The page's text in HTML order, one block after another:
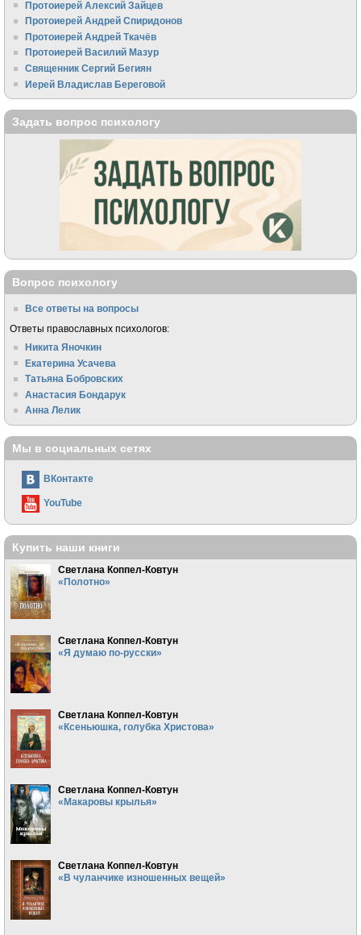
Протоиерей Алексий Зайцев
Протоиерей Андрей Спиридонов
Протоиерей Андрей Ткачёв
Протоиерей Василий Мазур
Священник Сергий Бегиян
Иерей Владислав Береговой
Задать вопрос психологу
Вопрос психологу
Все ответы на вопросы
Ответы православных психологов:
Никита Яночкин
Екатерина Усачева
Татьяна Бобровских
Анастасия Бондарук
Анна Лелик
Мы в социальных сетях
ВКонтакте
YouTube
Купить наши книги
Светлана Коппел-Ковтун
«Полотно»
Светлана Коппел-Ковтун
«Я думаю по-русски»
Светлана Коппел-Ковтун
«Ксеньюшка, голубка Христова»
Светлана Коппел-Ковтун
«Макаровы крылья»
Светлана Коппел-Ковтун
«В чуланчике изношенных вещей»